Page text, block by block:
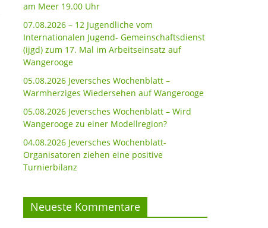
am Meer 19.00 Uhr
07.08.2026 – 12 Jugendliche vom
Internationalen Jugend- Gemeinschaftsdienst
(ijgd) zum 17. Mal im Arbeitseinsatz auf
Wangerooge
05.08.2026 Jeversches Wochenblatt –
Warmherziges Wiedersehen auf Wangerooge
05.08.2026 Jeversches Wochenblatt – Wird
Wangerooge zu einer Modellregion?
04.08.2026 Jeversches Wochenblatt-
Organisatoren ziehen eine positive
Turnierbilanz
Neueste Kommentare